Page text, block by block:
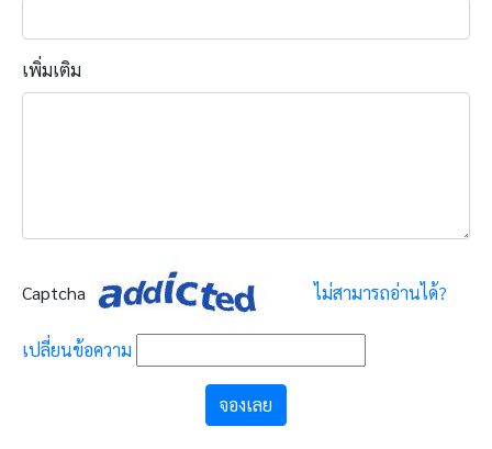
เพิ่มเติม
Captcha ไม่สามารถอ่านได้?
เปลี่ยนข้อความ
จองเลย